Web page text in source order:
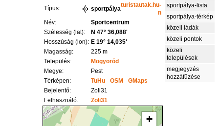
Típus: sportpálya
turistautak.hu-
n
Név:
Sportcentrum
Szélesség (lat):
N 47° 36,088'
Hosszúság (lon): E 19° 14,035'
Magasság:
225 m
Település:
Mogyoród
Megye:
Pest
Térképen:
TuHu -OSM -GMaps
Bejelentő:
Zoli31
Felhasználó:
Zoli31
+
sportpálya-lista
sportpálya-térkép
közeli ládák
közeli pontok
közeli
települések
megjegyzés
hozzáfűzése